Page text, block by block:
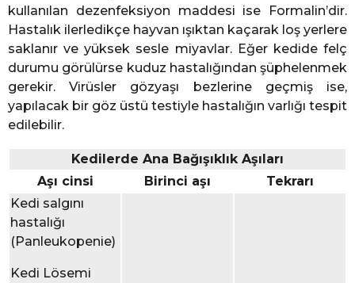
kullanılan dezenfeksiyon maddesi ise Formalin’dir.
Hastalık ilerledikçe hayvan ışıktan kaçarak loş yerlere
saklanır ve yüksek sesle miyavlar. Eğer kedide felç
durumu görülürse kuduz hastalığından şüphelenmek
gerekir. Virüsler gözyaşı bezlerine geçmiş ise,
yapılacak bir göz üstü testiyle hastalığın varlığı tespit
edilebilir.
Kedilerde Ana Bağışıklık Aşıları
Aşı cinsi
Birinci aşı
Tekrarı
Kedi salgını
hastalığı
(Panleukopenie)
Kedi Lösemi